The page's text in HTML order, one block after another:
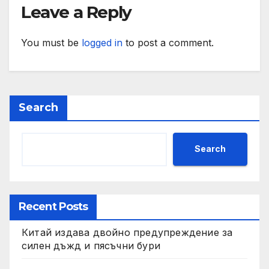
Leave a Reply
You must be logged in to post a comment.
Search
Search
Recent Posts
Китай издава двойно предупреждение за
силен дъжд и пясъчни бури